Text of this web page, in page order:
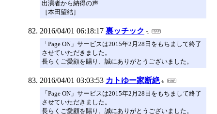
出演者から納得の声
［本田望結］
2016/04/01 06:18:17 裏ッチック
「Page ON」サービスは2015年2月28日をもちまして終了
させていただきました。
長らくご愛顧を賜り、誠にありがとうございました。
2016/04/01 03:03:53 カトゆー家断絶
「Page ON」サービスは2015年2月28日をもちまして終了
させていただきました。
長らくご愛顧を賜り、誠にありがとうございました。